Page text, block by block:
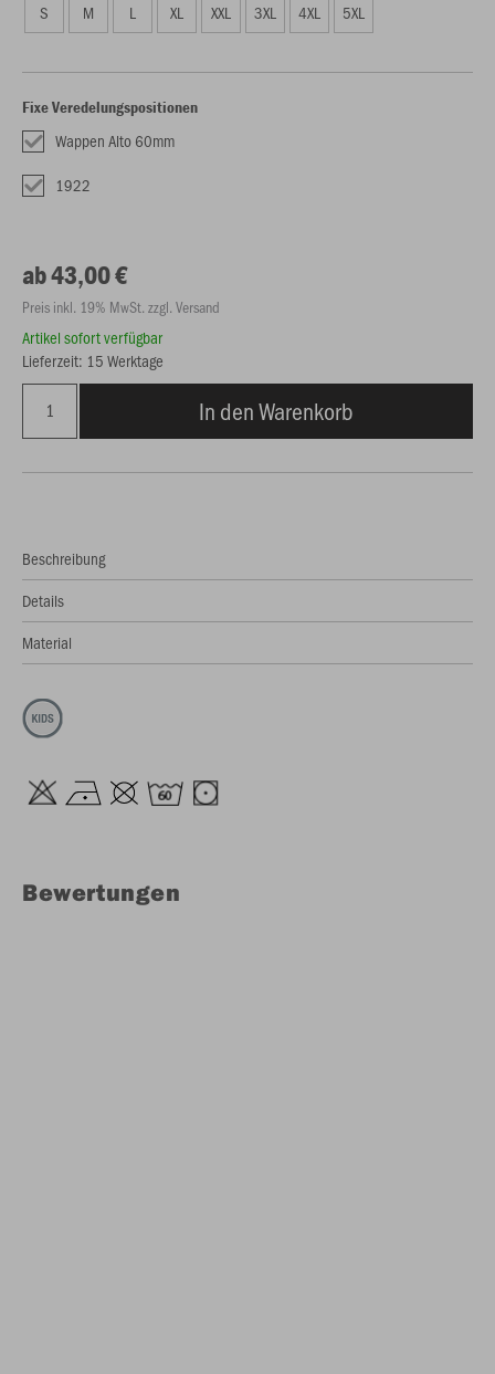
S M L XL XXL 3XL 4XL 5XL
Fixe Veredelungspositionen
Wappen Alto 60mm
1922
ab 43,00 €
Preis inkl. 19% MwSt. zzgl. Versand
Artikel sofort verfügbar
Lieferzeit: 15 Werktage
In den Warenkorb
Beschreibung
Details
Material
Bewertungen